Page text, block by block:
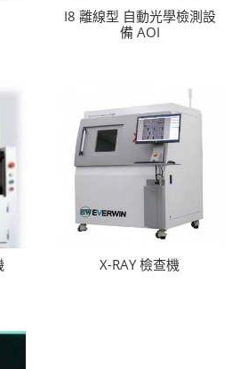
I8 離線型 自動光學檢測設
備 AOI
X-RAY 檢查機